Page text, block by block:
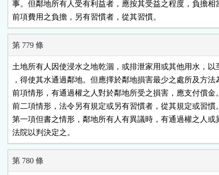
事。但鄰地所有人受有利益者，應按其受益之程度，負擔相
前項費用之負擔，另有習慣者，從其習慣。
第 779 條
土地所有人因使浸水之地乾涸，或排泄家用或其他用水，以
，得使其水通過鄰地。但應擇於鄰地損害最少之處所及方法
前項情形，有通過權之人對於鄰地所受之損害，應支付償金
前二項情形，法令另有規定或另有習慣者，從其規定或習慣
第一項但書之情形，鄰地所有人有異議時，有通過權之人或
法院以判決定之。
第 780 條